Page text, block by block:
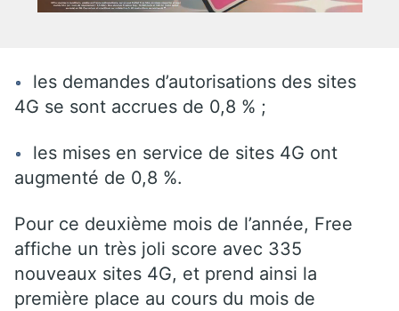
les demandes d’autorisations des sites
4G se sont accrues de 0,8 % ;
les mises en service de sites 4G ont
augmenté de 0,8 %.
Pour ce deuxième mois de l’année, Free
affiche un très joli score avec 335
nouveaux sites 4G, et prend ainsi la
première place au cours du mois de